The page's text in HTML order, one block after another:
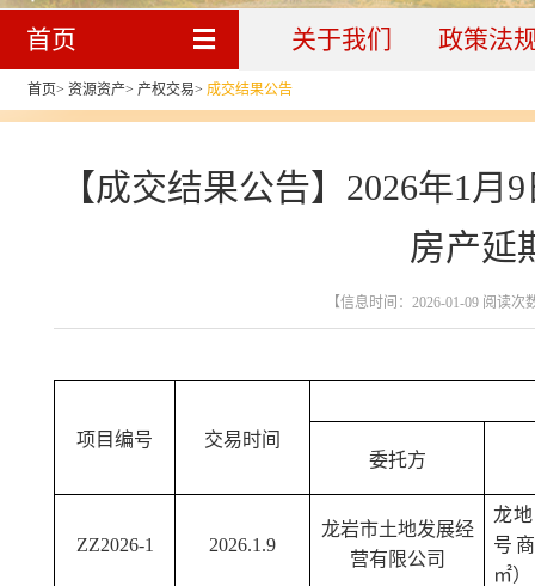
首页 关于我们 政策法
首页> 资源资产> 产权交易> 成交结果公告
【成交结果公告】2026年1
房产延
【信息时间：2026-01-09 阅读次
项目编号
交易时间
委托方
ZZ2026-1 2026.1.9
龙岩市土地发展经
营有限公司
龙地
号
㎡）